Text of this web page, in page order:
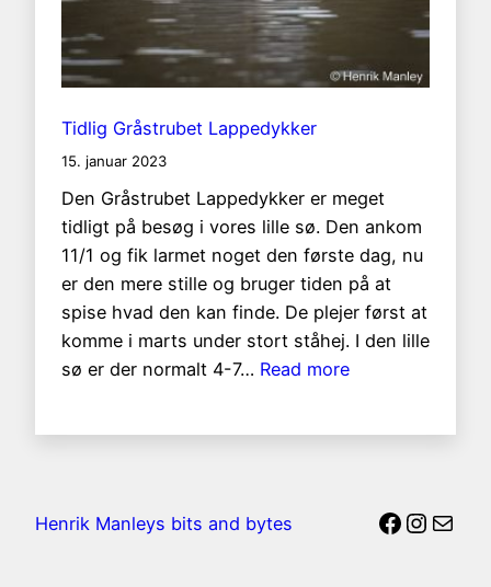
Tidlig Gråstrubet Lappedykker
15. januar 2023
Den Gråstrubet Lappedykker er meget
tidligt på besøg i vores lille sø. Den ankom
11/1 og fik larmet noget den første dag, nu
er den mere stille og bruger tiden på at
spise hvad den kan finde. De plejer først at
komme i marts under stort ståhej. I den lille
sø er der normalt 4-7… Read more:
Henrik Manleys bits and bytes Mail